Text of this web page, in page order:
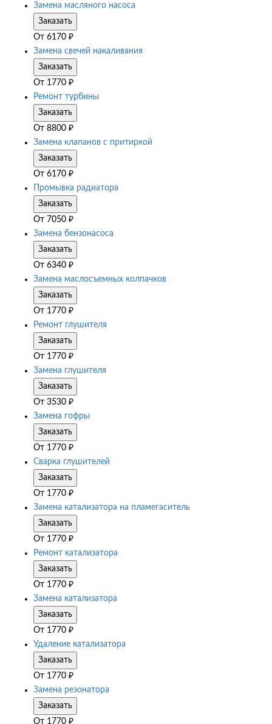
Замена масляного насоса
Заказать
От 6170 ₽
Замена свечей накаливания
Заказать
От 1770 ₽
Ремонт турбины
Заказать
От 8800 ₽
Замена клапанов с притиркой
Заказать
От 6170 ₽
Промывка радиатора
Заказать
От 7050 ₽
Замена бензонасоса
Заказать
От 6340 ₽
Замена маслосъемных колпачков
Заказать
От 1770 ₽
Ремонт глушителя
Заказать
От 1770 ₽
Замена глушителя
Заказать
От 3530 ₽
Замена гофры
Заказать
От 1770 ₽
Сварка глушителей
Заказать
От 1770 ₽
Замена катализатора на пламегаситель
Заказать
От 1770 ₽
Ремонт катализатора
Заказать
От 1770 ₽
Замена катализатора
Заказать
От 1770 ₽
Удаление катализатора
Заказать
От 1770 ₽
Замена резонатора
Заказать
От 1770 ₽